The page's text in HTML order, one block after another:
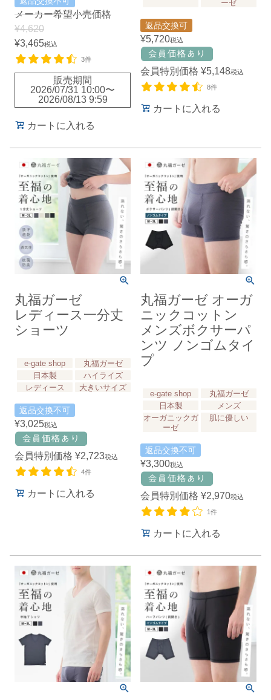
メーカー希望小売価格
¥4,620
¥3,465税込
3件
販売期間
2026/07/31 10:00〜
2026/08/13 9:59
カートに入れる
ーゼ
返品交換可
¥5,720税込
会員特別価格 ¥5,148税込
8件
カートに入れる
丸福ガーゼ
レディース一分丈
ショーツ
e-gate shop
丸福ガーゼ
日本製
ハイライズ
レディース
大きいサイズ
返品交換不可
¥3,025税込
会員特別価格 ¥2,723税込
4件
カートに入れる
丸福ガーゼ オーガ
ニックコットン
メンズボクサーパ
ンツ ノンゴムタイ
プ
e-gate shop
丸福ガーゼ
日本製
メンズ
オーガニックガ
ーゼ
肌に優しい
返品交換不可
¥3,300税込
会員特別価格 ¥2,970税込
1件
カートに入れる